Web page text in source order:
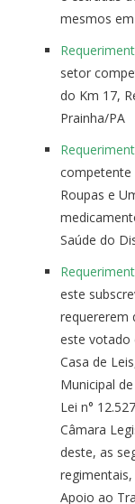
mesmos
setor
do Km 17,
Prainha/PA
competente
Roupas e
Saúde do
este
requererem
este votado
Casa de
Municipal
Lei n°
Câmara
deste, as
Apoio ao